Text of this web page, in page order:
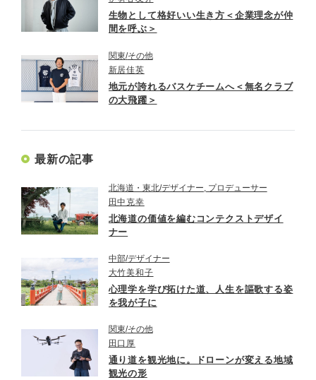
生物として格好いい生き方＜企業理念が仲
間を呼ぶ＞
関東 その他
新居佳英
地元が誇れるバスケチームへ＜無名クラブ
の大飛躍＞
最新の記事
北海道・東北 デザイナー, プロデューサー
田中克幸
北海道の価値を編むコンテクストデザイ
ナー
中部 デザイナー
大竹美和子
心理学を学び拓けた道、人生を謳歌する姿
を我が子に
関東 その他
田口厚
通り道を観光地に。ドローンが変える地域
観光の形